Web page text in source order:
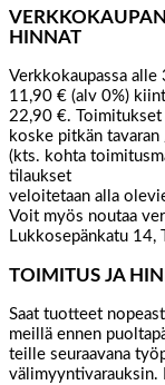
HINNAT
Verkkokaupassa
11,90 € (alv 0%)
22,90 €. Toimitukset
koske pitkän
(kts. kohta
tilaukset
veloitetaan alla
Voit myös noutaa
Lukkosepänkatu 14,
TOIMITUS JA
Saat tuotteet
meillä ennen
teille seuraavana